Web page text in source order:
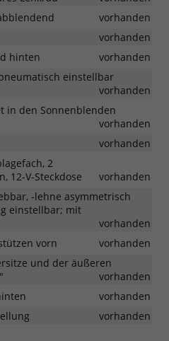
vorhanden
vorhanden
hinten
vorhanden
einstellbar
vorhanden
in den Sonnenblenden
vorhanden
vorhanden
2
12-V-Steckdose
vorhanden
-lehne asymmetrisch
einstellbar; mit
vorhanden
vorn
vorhanden
und der äußeren
vorhanden
vorhanden
vorhanden